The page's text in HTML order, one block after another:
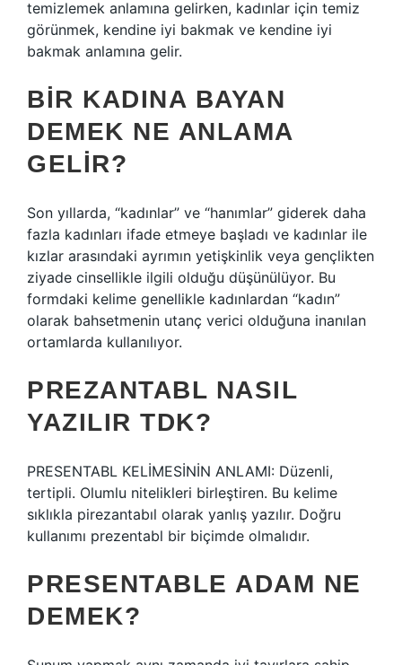
temizlemek anlamına gelirken, kadınlar için temiz
görünmek, kendine iyi bakmak ve kendine iyi
bakmak anlamına gelir.
BIR KADINA BAYAN
DEMEK NE ANLAMA
GELIR?
Son yıllarda, “kadınlar” ve “hanımlar” giderek daha
fazla kadınları ifade etmeye başladı ve kadınlar ile
kızlar arasındaki ayrımın yetişkinlik veya gençlikten
ziyade cinsellikle ilgili olduğu düşünülüyor. Bu
formdaki kelime genellikle kadınlardan “kadın”
olarak bahsetmenin utanç verici olduğuna inanılan
ortamlarda kullanılıyor.
PREZANTABL NASIL
YAZILIR TDK?
PRESENTABL KELİMESİNİN ANLAMI: Düzenli,
tertipli. Olumlu nitelikleri birleştiren. Bu kelime
sıklıkla pirezantabıl olarak yanlış yazılır. Doğru
kullanımı prezentabl bir biçimde olmalıdır.
PRESENTABLE ADAM NE
DEMEK?